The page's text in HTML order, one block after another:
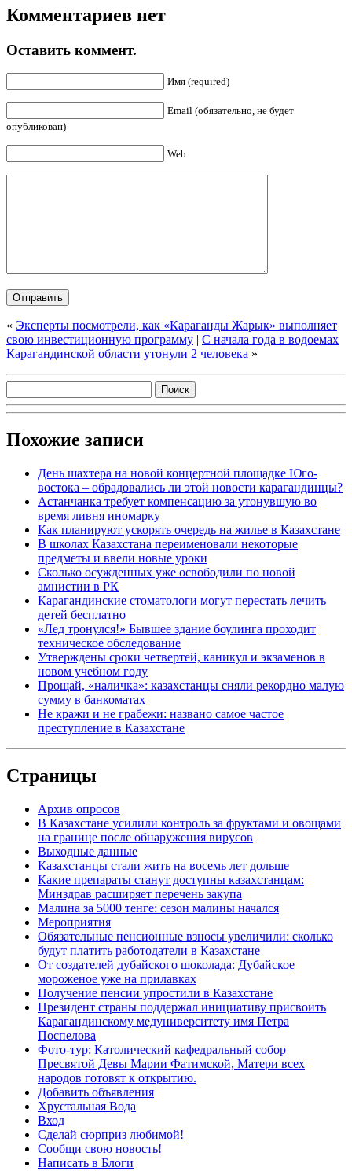
Комментариев нет
Оставить коммент.
Имя (required)
Email (обязательно, не будет
опубликован)
Web
« Эксперты посмотрели, как «Караганды Жарык» выполняет
свою инвестиционную программу | С начала года в водоемах
Карагандинской области утонули 2 человека »
Похожие записи
День шахтера на новой концертной площадке Юго-
востока – обрадовались ли этой новости карагандинцы?
Астанчанка требует компенсацию за утонувшую во
время ливня иномарку
Как планируют ускорять очередь на жилье в Казахстане
В школах Казахстана переименовали некоторые
предметы и ввели новые уроки
Сколько осужденных уже освободили по новой
амнистии в РК
Карагандинские стоматологи могут перестать лечить
детей бесплатно
«Лед тронулся!» Бывшее здание боулинга проходит
техническое обследование
Утверждены сроки четвертей, каникул и экзаменов в
новом учебном году
Прощай, «наличка»: казахстанцы сняли рекордно малую
сумму в банкоматах
Не кражи и не грабежи: названо самое частое
преступление в Казахстане
Страницы
Архив опросов
В Казахстане усилили контроль за фруктами и овощами
на границе после обнаружения вирусов
Выходные данные
Казахстанцы стали жить на восемь лет дольше
Какие препараты станут доступны казахстанцам:
Минздрав расширяет перечень закупа
Малина за 5000 тенге: сезон малины начался
Мероприятия
Обязательные пенсионные взносы увеличили: сколько
будут платить работодатели в Казахстане
От создателей дубайского шоколада: Дубайское
мороженое уже на прилавках
Получение пенсии упростили в Казахстане
Президент страны поддержал инициативу присвоить
Карагандинскому медуниверситету имя Петра
Поспелова
Фото-тур: Католический кафедральный собор
Пресвятой Девы Марии Фатимской, Матери всех
народов готовят к открытию.
Добавить объявления
Хрустальная Вода
Вход
Сделай сюрприз любимой!
Сообщи свою новость!
Написать в Блоги